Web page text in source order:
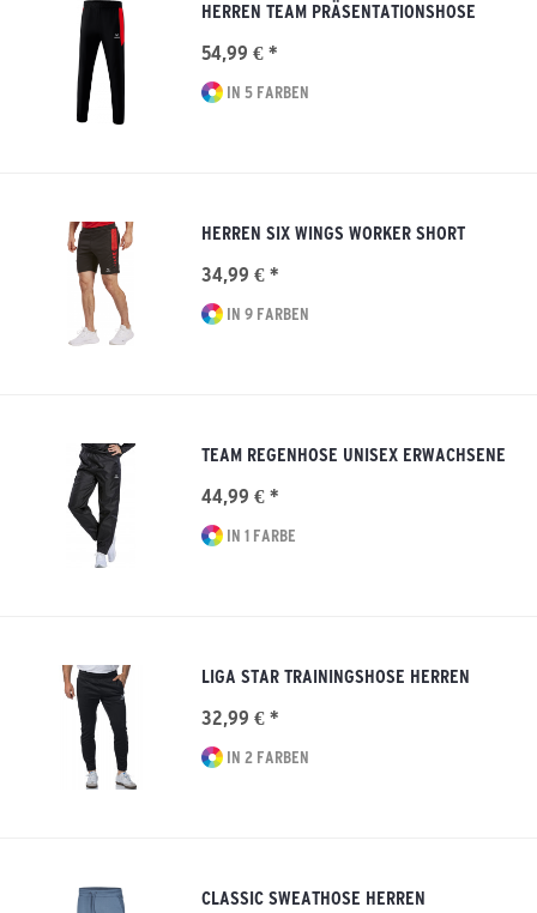
HERREN TEAM PRÄSENTATIONSHOSE
54,99 € *
IN 5 FARBEN
HERREN SIX WINGS WORKER SHORT
34,99 € *
IN 9 FARBEN
TEAM REGENHOSE UNISEX ERWACHSENE
44,99 € *
IN 1 FARBE
LIGA STAR TRAININGSHOSE HERREN
32,99 € *
IN 2 FARBEN
CLASSIC SWEATHOSE HERREN